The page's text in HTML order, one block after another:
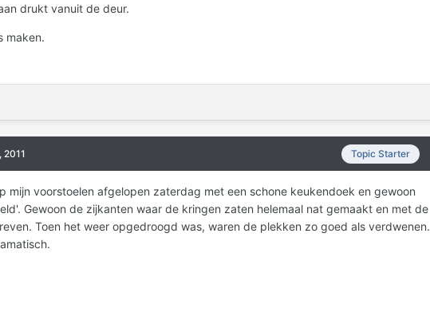
drukt vanuit de deur.
maken.
Topic Starter
2011
mijn voorstoelen afgelopen zaterdag met een schone keukendoek en gewoon
Gewoon de zijkanten waar de kringen zaten helemaal nat gemaakt en met de
Toen het weer opgedroogd was, waren de plekken zo goed als verdwenen.